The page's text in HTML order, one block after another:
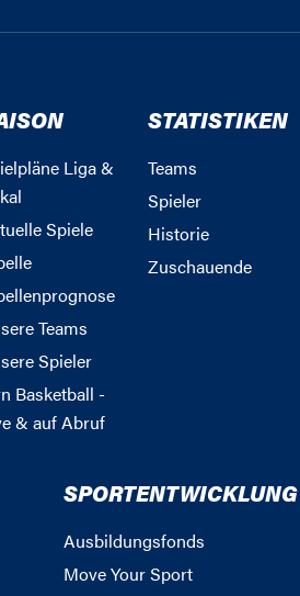
Liga &
Spiele
Teams
Spieler
Basketball -
& auf Abruf
STATISTIKEN
Teams
Spieler
Historie
Zuschauende
SPORTENTWICKLUNG
Ausbildungsfonds
Move Your Sport